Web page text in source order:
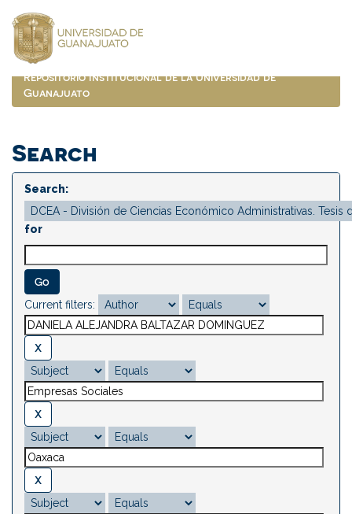
navigation
Repositorio Institucional de la Universidad de
Guanajuato
Search
Search:
for
Current filters: